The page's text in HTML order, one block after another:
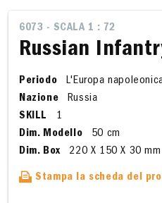
6073 - SCALA 1 : 72
Russian
Periodo
L'Europa
Nazione
Russia
SKILL
1
Dim. Modello
50 cm
Dim. Box
220 X 150 X 30 mm
Stampa la scheda del